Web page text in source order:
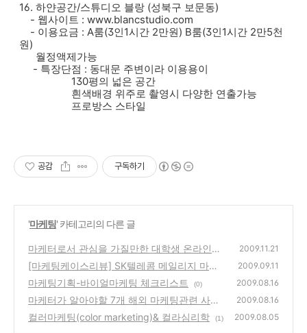
16. 하얀공간/스튜디오 블랑 (성북구 보문동)
- 웹사이트 : www.blancstudio.com
- 이용요금 : A룸(3인1시간 2만원) B룸(3인1시간 2만5천
원)
월정액제가능
- 특장단점 : 동대문 주변이라 이용용이
130평의 넓은 공간
흰색배경 위주로 촬영시 다양한 연출가능
프로방스 스타일
공감 구독하기
'마케팅' 카테고리의 다른 글
마케터로서 관심을 가질만한 대학생 온라인커
뮤니티 사이트들.....
(0)
2009.11.21
[마케팅케이스리뷰] SK텔레콤 메일리지 마케
팅
(5)
2009.09.11
마케팅기획-바이얼마케팅 체크리스트 (0) 2009.08.16
마케터가 알아야할 7개 해외 마케팅관련 사이
트
(1)
2009.08.16
컬러마케팅(color marketing)& 컬라심리학 (1) 2009.08.05